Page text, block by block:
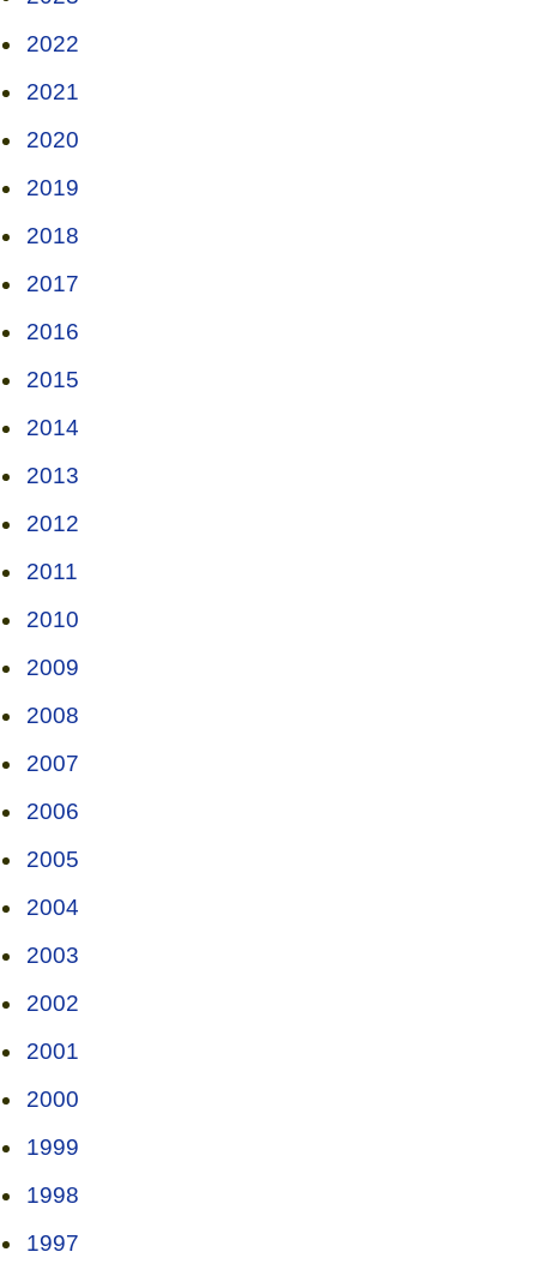
2022
2021
2020
2019
2018
2017
2016
2015
2014
2013
2012
2011
2010
2009
2008
2007
2006
2005
2004
2003
2002
2001
2000
1999
1998
1997